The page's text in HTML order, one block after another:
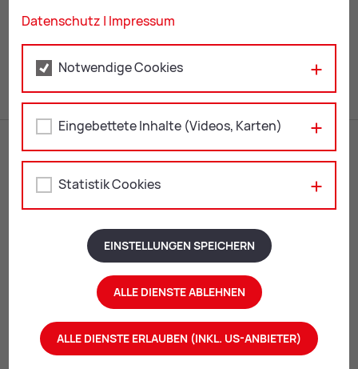
Mail Print
Rathaus Leoben
Erzherzog Johann-Straße 2
8700 Leoben
+43 3842 4062-0
Datenschutz | Impressum
Notwendige Cookies
Eingebettete Inhalte (Videos, Karten)
Statistik Cookies
EINSTELLUNGEN SPEICHERN
ALLE DIENSTE ABLEHNEN
ALLE DIENSTE ERLAUBEN (INKL. US-ANBIETER)